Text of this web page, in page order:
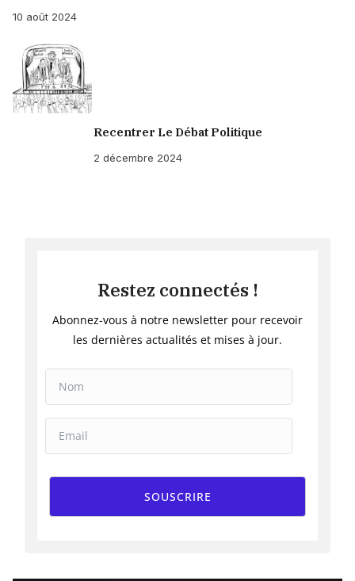
10 août 2024
Recentrer Le Débat Politique
2 décembre 2024
Restez connectés !
Abonnez-vous à notre newsletter pour recevoir
les dernières actualités et mises à jour.
SOUSCRIRE